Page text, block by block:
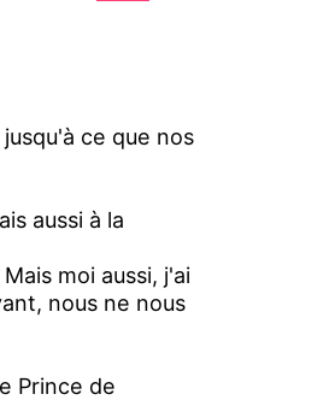
ce que nos
aussi à la
moi aussi, j'ai
nous ne nous
Prince de